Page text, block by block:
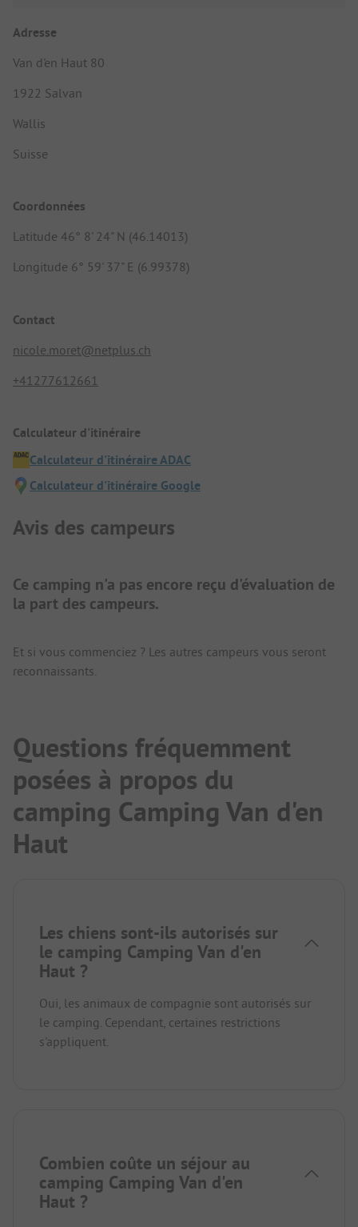
Adresse
Van d'en Haut 80
1922 Salvan
Wallis
Suisse
Coordonnées
Latitude 46° 8' 24" N (46.14013)
Longitude 6° 59' 37" E (6.99378)
Contact
nicole.moret@netplus.ch
+41277612661
Calculateur d'itinéraire
Calculateur d'itinéraire ADAC
Calculateur d'itinéraire Google
Avis des campeurs
Ce camping n'a pas encore reçu d'évaluation de
la part des campeurs.
Et si vous commenciez ? Les autres campeurs vous seront
reconnaissants.
Questions fréquemment
posées à propos du
camping Camping Van d'en
Haut
Les chiens sont-ils autorisés sur
le camping Camping Van d'en
Haut ?
Oui, les animaux de compagnie sont autorisés sur
le camping. Cependant, certaines restrictions
s'appliquent.
Combien coûte un séjour au
camping Camping Van d'en
Haut ?